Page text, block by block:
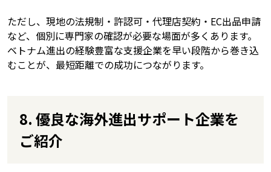
ただし、現地の法規制・許認可・代理店契約・EC出品申請
など、個別に専門家の確認が必要な場面が多くあります。
ベトナム進出の経験豊富な支援企業を早い段階から巻き込
むことが、最短距離での成功につながります。
8. 優良な海外進出サポート企業を
ご紹介